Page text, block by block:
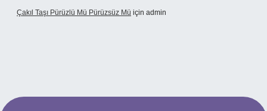
Çakıl Taşı Pürüzlü Mü Pürüzsüz Mü için admin